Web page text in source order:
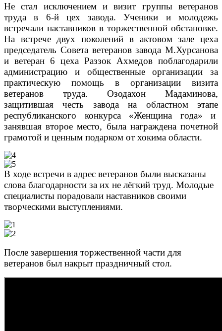
Не стал исключением и визит группы ветеранов
труда в 6-й цех завода. Ученики и молодежь
встречали наставников в торжественной обстановке.
На встрече двух поколений в актовом зале цеха
председатель Совета ветеранов завода М.Хурсанова
и ветеран 6 цеха Раззок Ахмедов поблагодарили
администрацию и общественные организации за
практическую помощь в организации визита
ветеранов труда. Озодахон Мадаминова,
защитившая честь завода на областном этапе
республиканского конкурса «Женщина года» и
занявшая второе место, была награждена почетной
грамотой и ценным подарком от хокима области.
В ходе встречи в адрес ветеранов были высказаны
слова благодарности за их не лёгкий труд. Молодые
специалисты порадовали наставников своими
творческими выступлениями.
После завершения торжественной части для
ветеранов был накрыт праздничный стол.